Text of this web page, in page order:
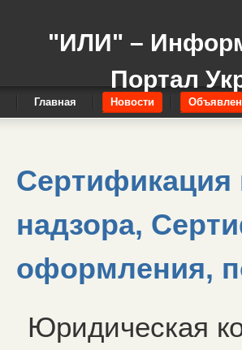
"ИЛИ" –
Портал
Главная Новости
Сертификация
надзора,
оформления,
Юридическая